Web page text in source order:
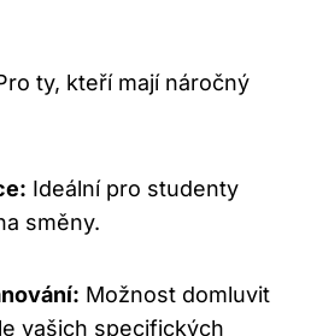
ty, kteří mají náročný
Ideální pro studenty
směny.
Možnost domluvit
vašich specifických